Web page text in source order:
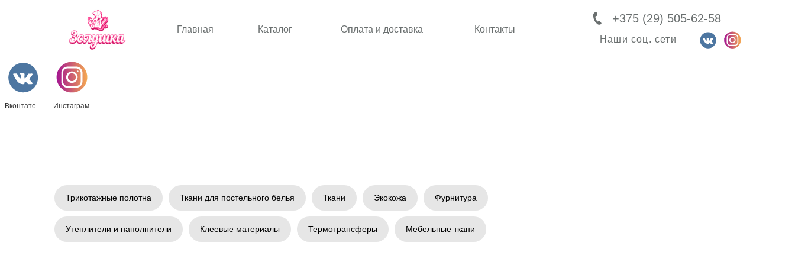
Наши соц. сети
+375 (29) 505-62-58
Каталог Оплата и доставка Контакты
Главная
Вконтате Инстаграм
Трикотажные полотна Ткани для постельного белья Ткани Экокожа Фурнитура
Утеплители и наполнители Клеевые материалы Термотрансферы Мебельные ткани